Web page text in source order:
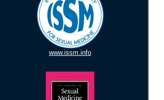
www.issm.info